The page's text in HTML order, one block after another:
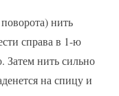
нить
справа в 1-ю
Затем нить сильно
на спицу и